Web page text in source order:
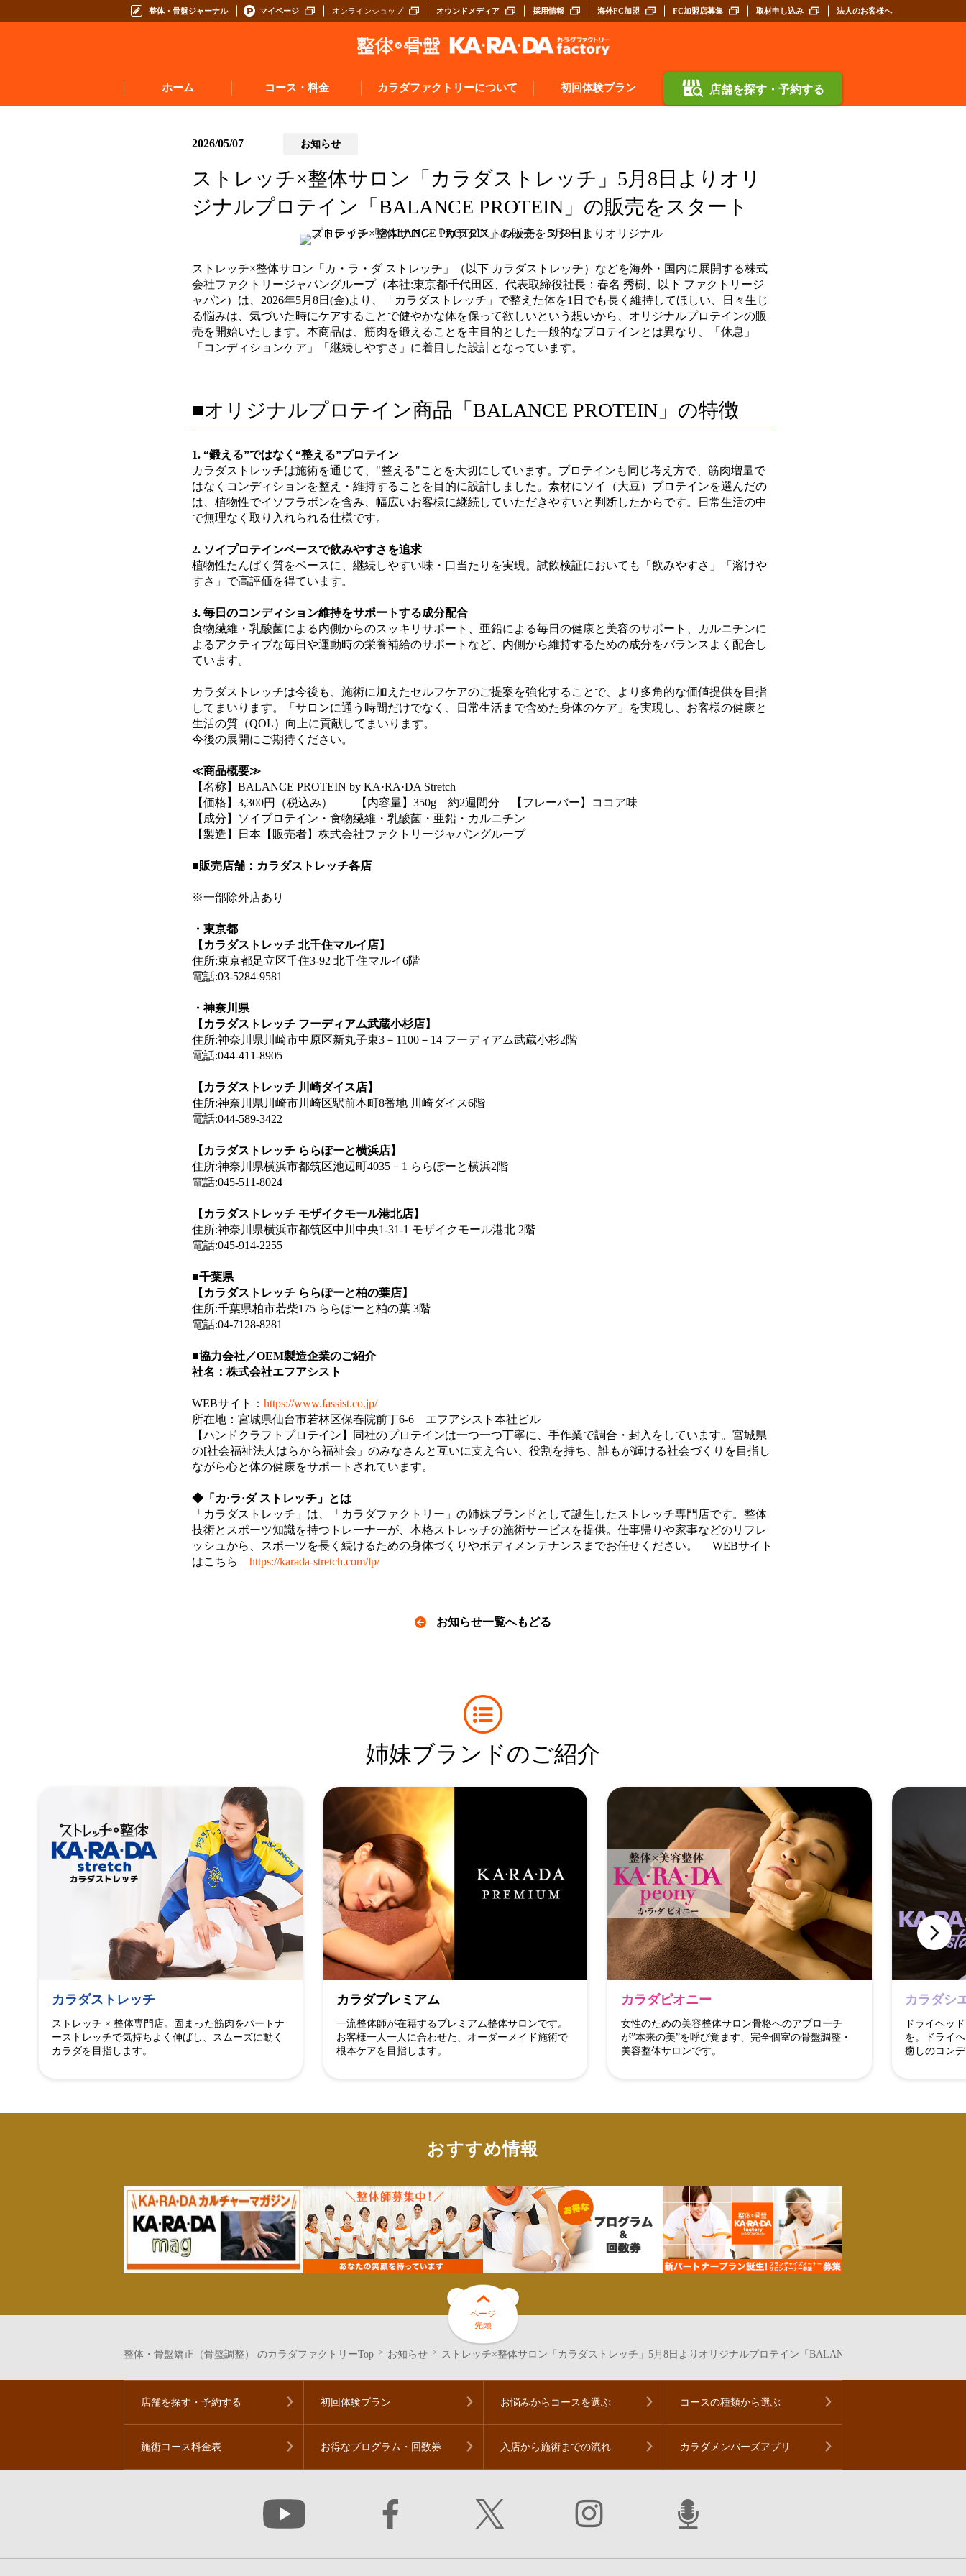
整体・骨盤ジャーナル マイページ オンラインショップ オウンドメディア 採用情報 海外FC加盟 FC加盟店募集 取材申し込み 法人のお客様へ
ホーム コース・料金 カラダファクトリーについて 初回体験プラン 店舗を探す・予約する
2026/05/07 お知らせ
ストレッチ×整体サロン「カラダストレッチ」5月8日よりオリ
ジナルプロテイン「BALANCE PROTEIN」の販売をスタート
ストレッチ×整体サロン「カ・ラ・ダ ストレッチ」（以下 カラダストレッチ）などを海外・国内に展開する株式
会社ファクトリージャパングループ（本社:東京都千代田区、代表取締役社長：春名 秀樹、以下 ファクトリージ
ャパン）は、2026年5月8日(金)より、「カラダストレッチ」で整えた体を1日でも長く維持してほしい、日々生じ
る悩みは、気づいた時にケアすることで健やかな体を保って欲しいという想いから、オリジナルプロテインの販
売を開始いたします。本商品は、筋肉を鍛えることを主目的とした一般的なプロテインとは異なり、「休息」
「コンディションケア」「継続しやすさ」に着目した設計となっています。
■オリジナルプロテイン商品「BALANCE PROTEIN」の特徴
1. “鍛える”ではなく“整える”プロテイン
カラダストレッチは施術を通じて、"整える"ことを大切にしています。プロテインも同じ考え方で、筋肉増量で
はなくコンディションを整え・維持することを目的に設計しました。素材にソイ（大豆）プロテインを選んだの
は、植物性でイソフラボンを含み、幅広いお客様に継続していただきやすいと判断したからです。日常生活の中
で無理なく取り入れられる仕様です。
2. ソイプロテインベースで飲みやすさを追求
植物性たんぱく質をベースに、継続しやすい味・口当たりを実現。試飲検証においても「飲みやすさ」「溶けや
すさ」で高評価を得ています。
3. 毎日のコンディション維持をサポートする成分配合
食物繊維・乳酸菌による内側からのスッキリサポート、亜鉛による毎日の健康と美容のサポート、カルニチンに
よるアクティブな毎日や運動時の栄養補給のサポートなど、内側から維持するための成分をバランスよく配合し
ています。
カラダストレッチは今後も、施術に加えたセルフケアのご提案を強化することで、より多角的な価値提供を目指
してまいります。「サロンに通う時間だけでなく、日常生活まで含めた身体のケア」を実現し、お客様の健康と
生活の質（QOL）向上に貢献してまいります。
今後の展開にご期待ください。
≪商品概要≫
【名称】BALANCE PROTEIN by KA·RA·DA Stretch
【価格】3,300円（税込み） 【内容量】350g 約2週間分 【フレーバー】ココア味
【成分】ソイプロテイン・食物繊維・乳酸菌・亜鉛・カルニチン
【製造】日本【販売者】株式会社ファクトリージャパングループ
■販売店舗：カラダストレッチ各店
※一部除外店あり
・東京都
【カラダストレッチ 北千住マルイ店】
住所:東京都足立区千住3-92 北千住マルイ6階
電話:03-5284-9581
・神奈川県
【カラダストレッチ フーディアム武蔵小杉店】
住所:神奈川県川崎市中原区新丸子東3－1100－14 フーディアム武蔵小杉2階
電話:044-411-8905
【カラダストレッチ 川崎ダイス店】
住所:神奈川県川崎市川崎区駅前本町8番地 川崎ダイス6階
電話:044-589-3422
【カラダストレッチ ららぽーと横浜店】
住所:神奈川県横浜市都筑区池辺町4035－1 ららぽーと横浜2階
電話:045-511-8024
【カラダストレッチ モザイクモール港北店】
住所:神奈川県横浜市都筑区中川中央1-31-1 モザイクモール港北 2階
電話:045-914-2255
■千葉県
【カラダストレッチ ららぽーと柏の葉店】
住所:千葉県柏市若柴175 ららぽーと柏の葉 3階
電話:04-7128-8281
■協力会社／OEM製造企業のご紹介
社名：株式会社エフアシスト
WEBサイト： https://www.fassist.co.jp/
所在地：宮城県仙台市若林区保春院前丁6-6 エフアシスト本社ビル
【ハンドクラフトプロテイン】同社のプロテインは一つ一つ丁寧に、手作業で調合・封入をしています。宮城県
の[社会福祉法人はらから福祉会」のみなさんと互いに支え合い、役割を持ち、誰もが輝ける社会づくりを目指し
ながら心と体の健康をサポートされています。
◆「カ·ラ·ダ ストレッチ」とは
「カラダストレッチ」は、「カラダファクトリー」の姉妹ブランドとして誕生したストレッチ専門店です。整体
技術とスポーツ知識を持つトレーナーが、本格ストレッチの施術サービスを提供。仕事帰りや家事などのリフレ
ッシュから、スポーツを長く続けるための身体づくりやボディメンテナンスまでお任せください。 WEBサイト
はこちら https://karada-stretch.com/lp/
お知らせ一覧へもどる
姉妹ブランドのご紹介
カラダストレッチ
ストレッチ × 整体専門店。固まった筋肉をパートナ
ーストレッチで気持ちよく伸ばし、スムーズに動く
カラダを目指します。
カラダプレミアム
一流整体師が在籍するプレミアム整体サロンです。
お客様一人一人に合わせた、オーダーメイド施術で
根本ケアを目指します。
カラダピオニー
女性のための美容整体サロン骨格へのアプローチ
が”本来の美”を呼び覚ます、完全個室の骨盤調整・
美容整体サロンです。
カラダシ
ドライヘッ
を。ドライ
癒しのコン
おすすめ情報
ページ
先頭
整体・骨盤矯正（骨盤調整） のカラダファクトリーTop お知らせ ストレッチ×整体サロン「カラダストレッチ」5月8日よりオリジナルプロテイン「BALANCE PROTEIN」の販売をス
店舗を探す・予約する 初回体験プラン お悩みからコースを選ぶ コースの種類から選ぶ
施術コース料金表 お得なプログラム・ 回数券 入店から施術までの流れ カラダメンバーズアプリ